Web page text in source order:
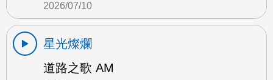
2026/07/10
星光燦爛
道路之歌 AM